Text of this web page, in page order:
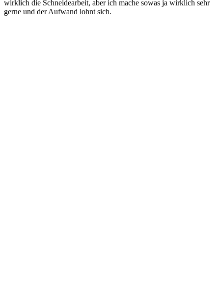
wirklich die Schneidearbeit, aber ich mache sowas ja wirklich sehr
gerne und der Aufwand lohnt sich.